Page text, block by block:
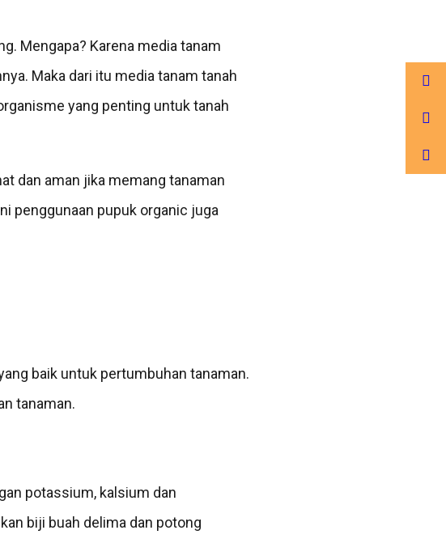
Mengapa? Karena media tanam
Maka dari itu media tanam tanah
yang penting untuk tanah
dan aman jika memang tanaman
penggunaan pupuk organic juga
baik untuk pertumbuhan tanaman.
tanaman.
potassium, kalsium dan
biji buah delima dan potong